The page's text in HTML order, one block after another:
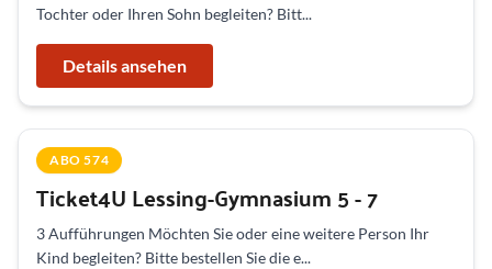
Tochter oder Ihren Sohn begleiten? Bitt...
Details ansehen
ABO 574
Ticket4U Lessing-Gymnasium 5 - 7
3 Aufführungen Möchten Sie oder eine weitere Person Ihr
Kind begleiten? Bitte bestellen Sie die e...